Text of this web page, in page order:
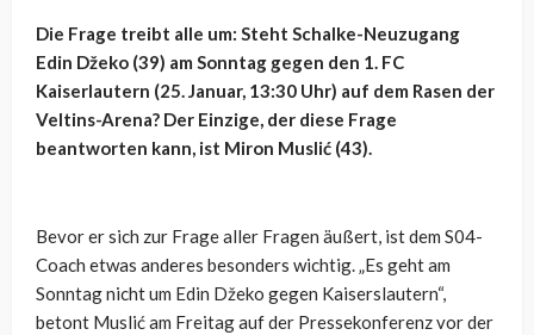
Die Frage treibt alle um: Steht Schalke-Neuzugang
Edin Džeko (39) am Sonntag gegen den 1. FC
Kaiserlautern (25. Januar, 13:30 Uhr) auf dem Rasen der
Veltins-Arena? Der Einzige, der diese Frage
beantworten kann, ist Miron Muslić (43).
Bevor er sich zur Frage aller Fragen äußert, ist dem S04-
Coach etwas anderes besonders wichtig. „Es geht am
Sonntag nicht um Edin Džeko gegen Kaiserslautern“,
betont Muslić am Freitag auf der Pressekonferenz vor der